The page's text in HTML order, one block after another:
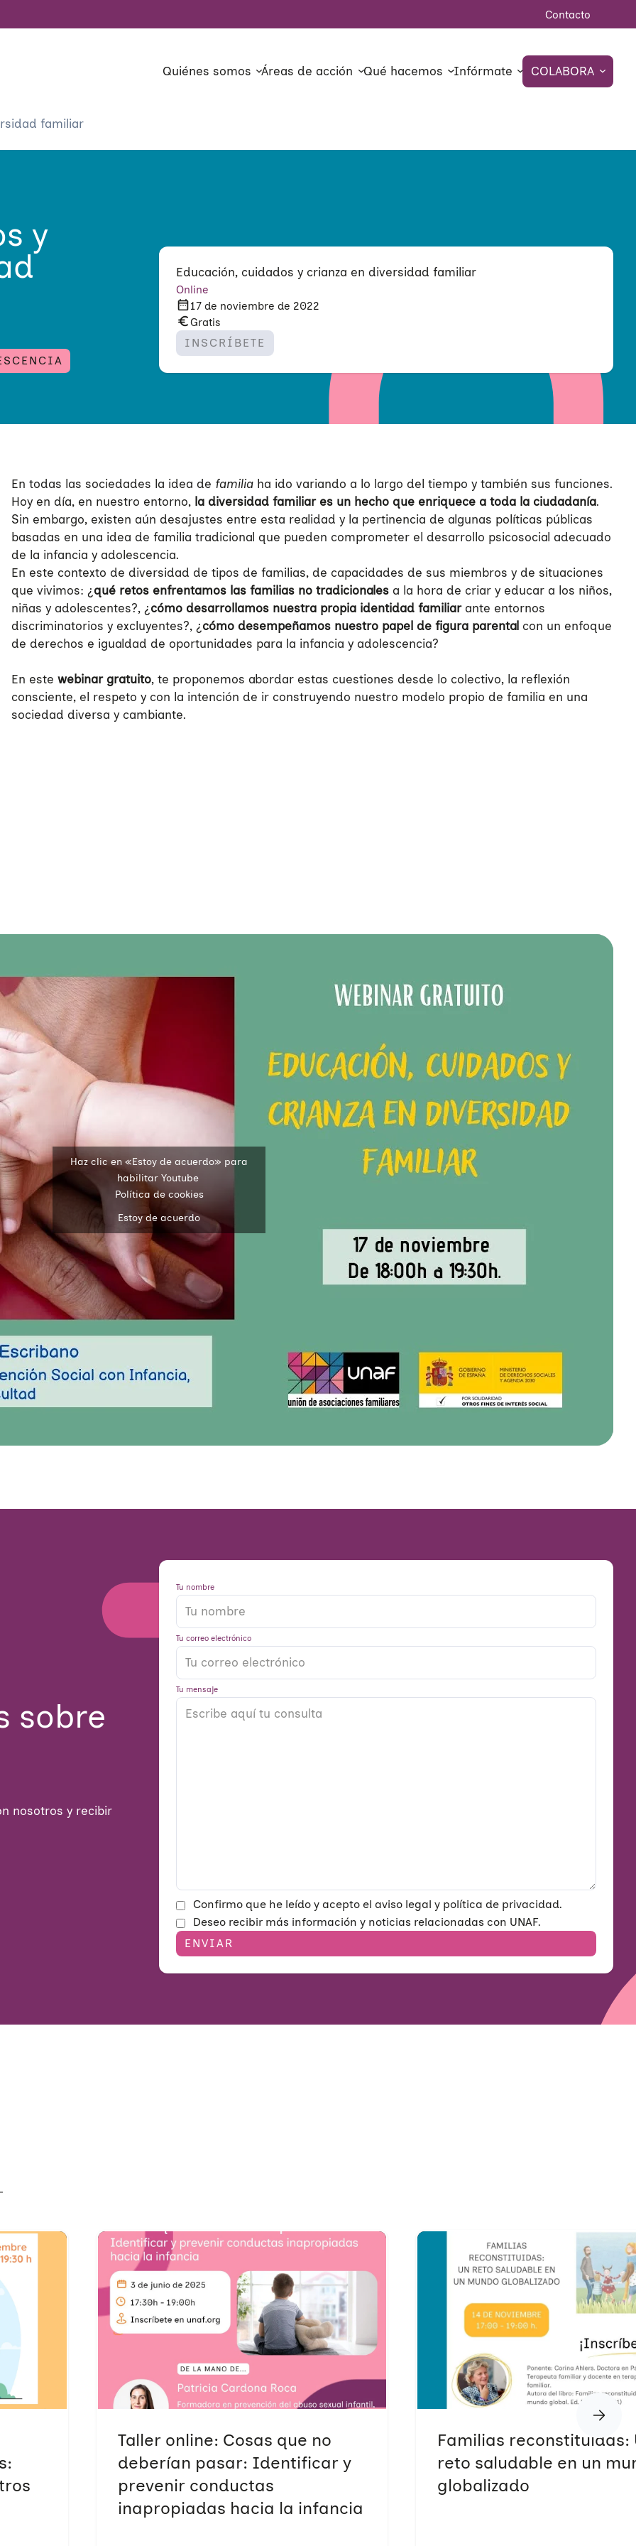
Contacto
Quiénes somos Áreas de acción Qué hacemos Infórmate COLABORA
familiar
y
Educación, cuidados y crianza en diversidad familiar
Online
17 de noviembre de 2022
Gratis
INSCRÍBETE
En todas las sociedades la idea de familiaha ido variando a lo largo del tiempo y también sus funciones.
Hoy en día, en nuestro entorno, la diversidad familiar es un hecho que enriquece a toda la ciudadanía.
Sin embargo, existen aún desajustes entre esta realidad y la pertinencia de algunas políticas públicas
basadas en una idea de familia tradicional que pueden comprometer el desarrollo psicosocial adecuado
de la infancia y adolescencia.
En este contexto de diversidad de tipos de familias, de capacidades de sus miembros y de situaciones
que vivimos: ¿ qué retos enfrentamos las familias no tradicionales a la hora de criar y educar a los niños,
niñas y adolescentes?, ¿ cómo desarrollamos nuestra propia identidad familiarante entornos
discriminatorios y excluyentes?, ¿ cómo desempeñamos nuestro papel de figura parentalcon un enfoque
de derechos e igualdad de oportunidades para la infancia y adolescencia?
En este webinar gratuito, te proponemos abordar estas cuestiones desde lo colectivo, la reflexión
consciente, el respeto y con la intención de ir construyendo nuestro modelo propio de familia en una
sociedad diversa y cambiante.
Haz clic en «Estoy de acuerdo» para
habilitar Youtube
Política de cookies
Estoy de acuerdo
sobre
nosotros y recibir
Tu nombre
Tu correo electrónico
Tu mensaje
Confirmo que he leído y acepto el aviso legal y política de privacidad.
Deseo recibir más información y noticias relacionadas con UNAF.
Taller online: Cosas que no
deberían pasar: Identificar y
prevenir conductas
inapropiadas hacia la infancia
Familias reconstituidas:
reto saludable en un
globalizado